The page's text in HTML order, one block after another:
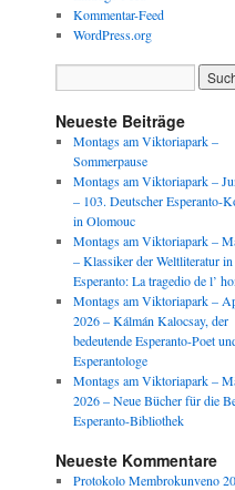
Kommentar-Feed
WordPress.org
Neueste Beiträge
Montags am Viktoriapark –
Sommerpause
Montags am Viktoriapark –
– 103. Deutscher Esperanto-
in Olomouc
Montags am Viktoriapark –
– Klassiker der Weltliteratur in
Esperanto: La tragedio de l’
Montags am Viktoriapark –
2026 – Kálmán Kalocsay, der
bedeutende Esperanto-Poet
Esperantologe
Montags am Viktoriapark –
2026 – Neue Bücher für die
Esperanto-Bibliothek
Neueste Kommentare
Protokolo Membrokunveno